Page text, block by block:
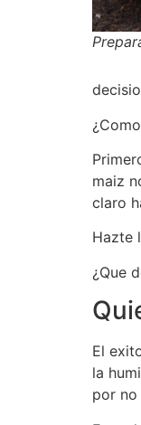
maiz
claro
Hazte
¿Que
El
la
por no